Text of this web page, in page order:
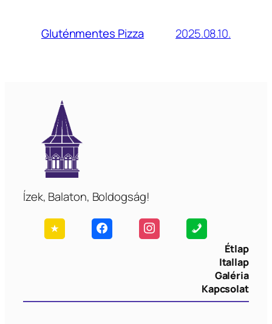
Gluténmentes Pizza 2025.08.10.
Ízek, Balaton, Boldogság!
Étlap
Itallap
Galéria
Kapcsolat